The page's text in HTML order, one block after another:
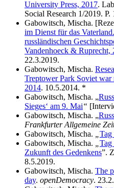
University Press, 2017.
Social Research 1/2019. P.
Gabowitsch, Mischa.
im Dienst für das
russländischen
Vandenhoeck & Ruprecht,
22.3.2019.
Gabowitsch, Mischa.
Treptower Park Soviet
2014. 10.5.2014. *
Gabowitsch, Mischa. „
Sieges‘ am 9. Mai“
Gabowitsch, Mischa. „
Frankfurter Allgemeine
Gabowitsch, Mischa. „Tag
Gabowitsch, Mischa. „Tag
Zukunft des Gedenkens”.
8.5.2019.
Gabowitsch, Mischa. The
day. openDemocracy.